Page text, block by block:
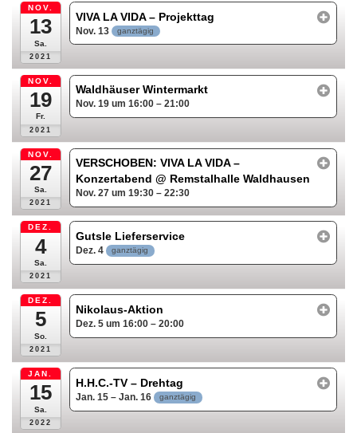
NOV.
13
Sa.
2021
VIVA LA VIDA – Projekttag
Nov. 13 ganztägig
NOV.
19
Fr.
2021
Waldhäuser Wintermarkt
Nov. 19 um 16:00 – 21:00
NOV.
27
Sa.
2021
VERSCHOBEN: VIVA LA VIDA –
Konzertabend@ Remstalhalle Waldhausen
Nov. 27 um 19:30 – 22:30
DEZ.
4
Sa.
2021
Gutsle Lieferservice
Dez. 4 ganztägig
DEZ.
5
So.
2021
Nikolaus-Aktion
Dez. 5 um 16:00 – 20:00
JAN.
15
Sa.
2022
H.H.C.-TV – Drehtag
Jan. 15 – Jan. 16 ganztägig